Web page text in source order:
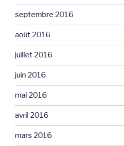
septembre 2016
août 2016
juillet 2016
juin 2016
mai 2016
avril 2016
mars 2016